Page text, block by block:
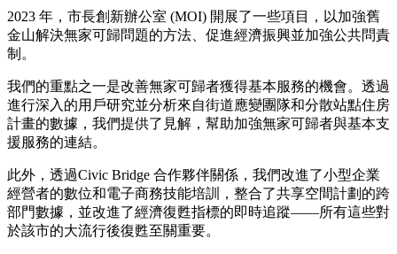
2023 年，市長創新辦公室 (MOI) 開展了一些項目，以加強舊
金山解決無家可歸問題的方法、促進經濟振興並加強公共問責
制。
我們的重點之一是改善無家可歸者獲得基本服務的機會。透過
進行深入的用戶研究並分析來自街道應變團隊和分散站點住房
計畫的數據，我們提供了見解，幫助加強無家可歸者與基本支
援服務的連結。
此外，透過Civic Bridge 合作夥伴關係，我們改進了小型企業
經營者的數位和電子商務技能培訓，整合了共享空間計劃的跨
部門數據，並改進了經濟復甦指標的即時追蹤——所有這些對
於該市的大流行後復甦至關重要。